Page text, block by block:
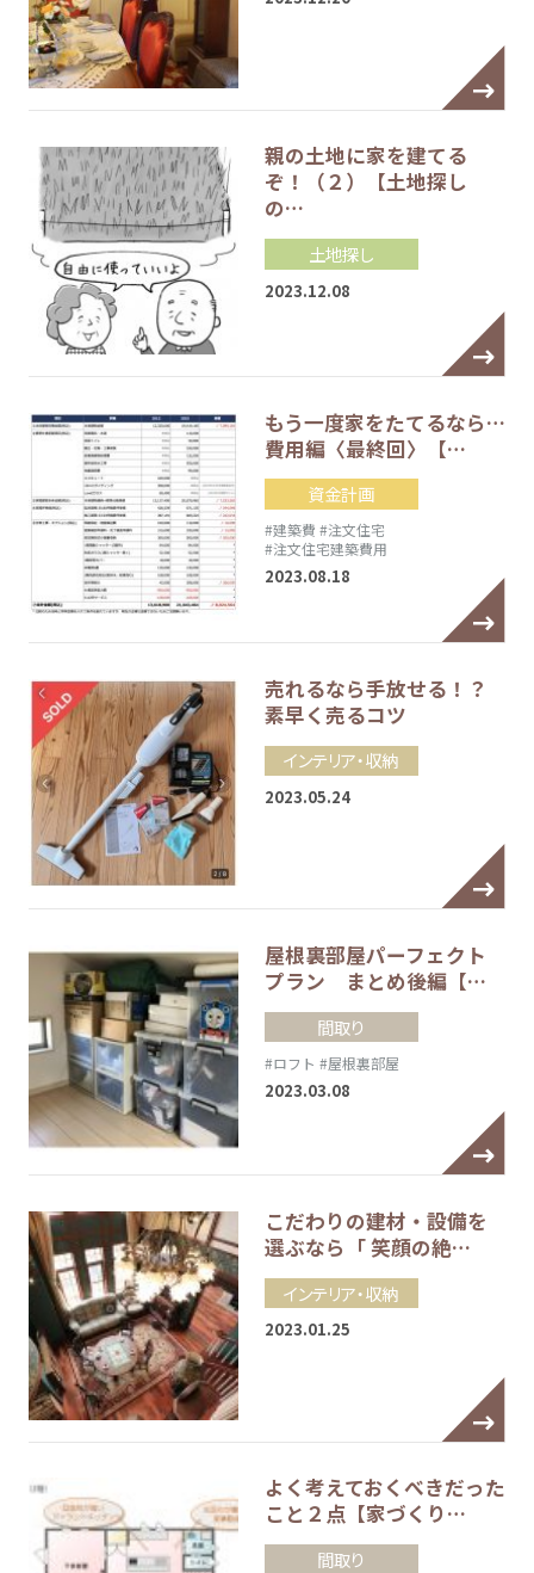
親の土地に家を建てる
ぞ！（２）【土地探し
の…
土地探し
2023.12.08
もう一度家をたてるなら…
費用編〈最終回〉【…
資金計画
#建築費 #注文住宅
#注文住宅建築費用
2023.08.18
売れるなら手放せる！？
素早く売るコツ
インテリア・収納
2023.05.24
屋根裏部屋パーフェクト
プラン まとめ後編【…
間取り
#ロフト #屋根裏部屋
2023.03.08
こだわりの建材・設備を
選ぶなら「 笑顔の絶…
インテリア・収納
2023.01.25
よく考えておくべきだった
こと２点【家づくり…
間取り